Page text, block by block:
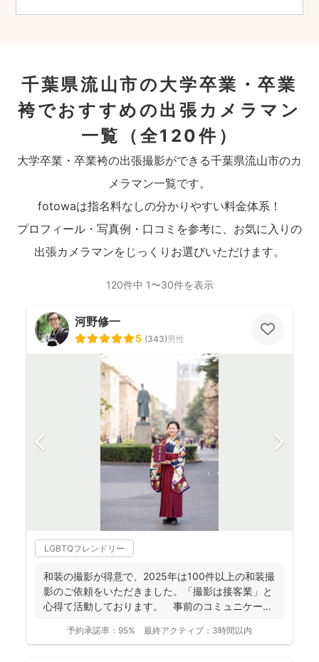
千葉県流山市の大学卒業・卒業
袴でおすすめの出張カメラマン
一覧
（全120件）
大学卒業・卒業袴の出張撮影ができる千葉県流山市のカ
メラマン一覧です。
fotowaは指名料なしの分かりやすい料金体系！
プロフィール・写真例・口コミを参考に、お気に入りの
出張カメラマンをじっくりお選びいただけます。
120件中 1〜30件を表示
河野修一
5 (343)男性
LGBTQフレンドリー
和装の撮影が得意で、2025年は100件以上の和装撮
影のご依頼をいただきました。「撮影は接客業」と
心得て活動しております。 事前のコミュニケーシ
予約承諾率： 95% 最終アクティブ： 3時間以内